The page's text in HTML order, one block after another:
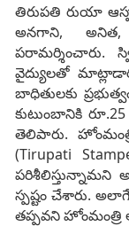
తిరుపతి రుయా
అనగాని,
పరామర్శించారు.
వైద్యులతో
బాధితులకు
కుటుంబానికి
తెలిపారు.
(Tirupati
పరిశీలిస్తున్నామని
స్పష్టం చేశారు.
తప్పవని హోంమంత్రి